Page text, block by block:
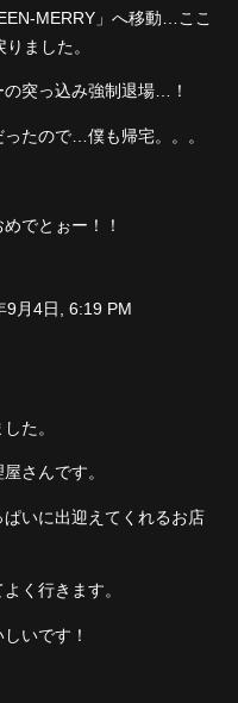
MERRY」へ移動…ここ
ました。
突っ込み強制退場…！
たので…僕も帰宅。。。
でとぉー！！
9月4日, 6:19 PM
た。
さんです。
いに出迎えてくれるお店
く行きます。
いです！